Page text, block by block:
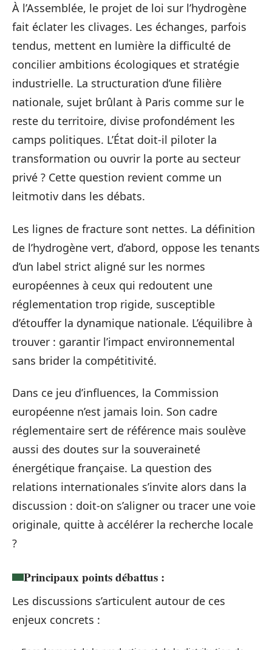
À l’Assemblée, le projet de loi sur l’hydrogène
fait éclater les clivages. Les échanges, parfois
tendus, mettent en lumière la difficulté de
concilier ambitions écologiques et stratégie
industrielle. La structuration d’une filière
nationale, sujet brûlant à Paris comme sur le
reste du territoire, divise profondément les
camps politiques. L’État doit-il piloter la
transformation ou ouvrir la porte au secteur
privé ? Cette question revient comme un
leitmotiv dans les débats.
Les lignes de fracture sont nettes. La définition
de l’hydrogène vert, d’abord, oppose les tenants
d’un label strict aligné sur les normes
européennes à ceux qui redoutent une
réglementation trop rigide, susceptible
d’étouffer la dynamique nationale. L’équilibre à
trouver : garantir l’impact environnemental
sans brider la compétitivité.
Dans ce jeu d’influences, la Commission
européenne n’est jamais loin. Son cadre
réglementaire sert de référence mais soulève
aussi des doutes sur la souveraineté
énergétique française. La question des
relations internationales s’invite alors dans la
discussion : doit-on s’aligner ou tracer une voie
originale, quitte à accélérer la recherche locale
?
Principaux points débattus :
Les discussions s’articulent autour de ces
enjeux concrets :